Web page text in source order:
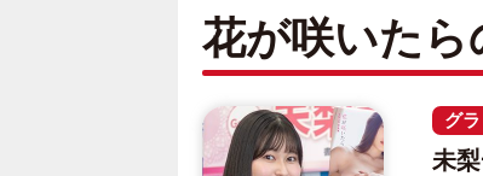
花が咲いた
グ
未